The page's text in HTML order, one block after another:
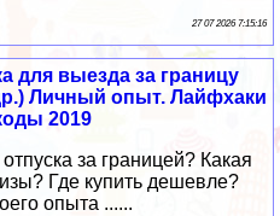
27 07 2026 7:15:16
для выезда за границу
Личный опыт. Лайфхаки
2019
за границей? Какая
Где купить дешевле?
опыта ......